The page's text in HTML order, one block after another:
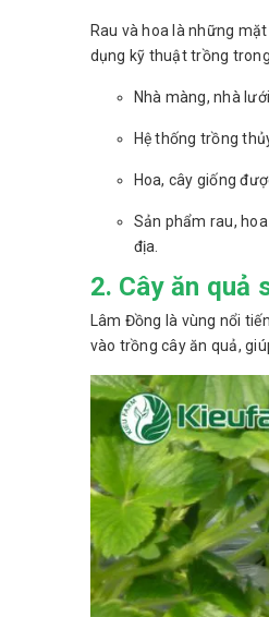
Rau và hoa là những
dụng kỹ thuật trồng
Nhà màng, nhà
Hệ thống trồng
Hoa, cây giống
Sản phẩm rau,
địa.
2. Cây ăn quả
Lâm Đồng là vùng nổi
vào trồng cây ăn quả,